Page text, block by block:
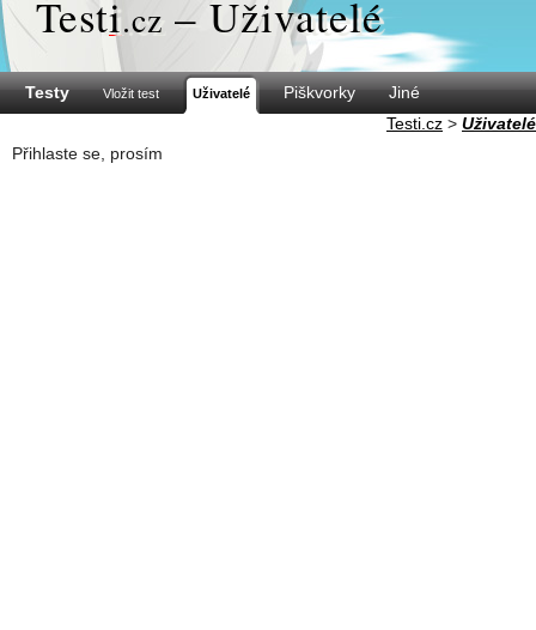
Testi.cz – Uživatelé
Testy Vložit test Uživatelé Piškvorky
Jiné
Testi.cz > Uživatelé
Přihlaste se, prosím